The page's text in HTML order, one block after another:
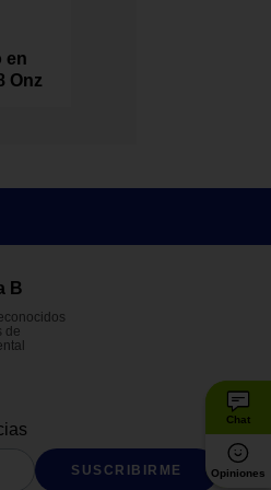
en
Onz
B
de
SUSCRIBIRME
Chat
Opiniones